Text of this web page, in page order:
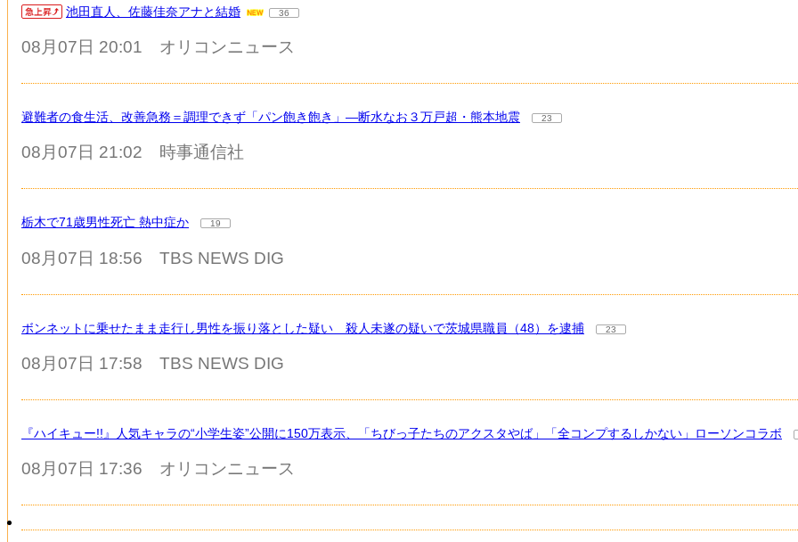
池田直人、佐藤佳奈アナと結婚 36
08月07日 20:01 オリコンニュース
避難者の食生活、改善急務＝調理できず「パン飽き飽き」―断水なお３万戸超・熊本地震 23
08月07日 21:02 時事通信社
栃木で71歳男性死亡 熱中症か 19
08月07日 18:56 TBS NEWS DIG
ボンネットに乗せたまま走行し男性を振り落とした疑い 殺人未遂の疑いで茨城県職員（48）を逮捕 23
08月07日 17:58 TBS NEWS DIG
『ハイキュー!!』人気キャラの“小学生姿”公開に150万表示、「ちびっ子たちのアクスタやば」「全コンプするしかない」ローソンコラボ
08月07日 17:36 オリコンニュース